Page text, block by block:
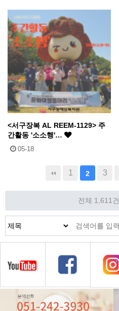
<서구장복 AL REEM-1129> 주
간활동 '소소행'…
05-18
1 2 3
전체 1,611건